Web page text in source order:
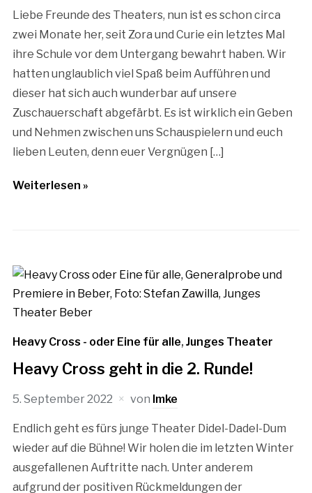
Liebe Freunde des Theaters, nun ist es schon circa
zwei Monate her, seit Zora und Curie ein letztes Mal
ihre Schule vor dem Untergang bewahrt haben. Wir
hatten unglaublich viel Spaß beim Aufführen und
dieser hat sich auch wunderbar auf unsere
Zuschauerschaft abgefärbt. Es ist wirklich ein Geben
und Nehmen zwischen uns Schauspielern und euch
lieben Leuten, denn euer Vergnügen […]
Weiterlesen »
Heavy Cross - oder Eine für alle, Junges Theater
Heavy Cross geht in die 2. Runde!
5. September 2022 von Imke
Endlich geht es fürs junge Theater Didel-Dadel-Dum
wieder auf die Bühne! Wir holen die im letzten Winter
ausgefallenen Auftritte nach. Unter anderem
aufgrund der positiven Rückmeldungen der